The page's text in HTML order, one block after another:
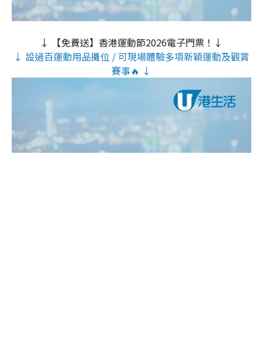
↓ 【免費送】香港運動節2026電子門票！↓
↓ 設過百運動用品攤位 / 可現場體驗多項新穎運動及觀賞
賽事🔥 ↓